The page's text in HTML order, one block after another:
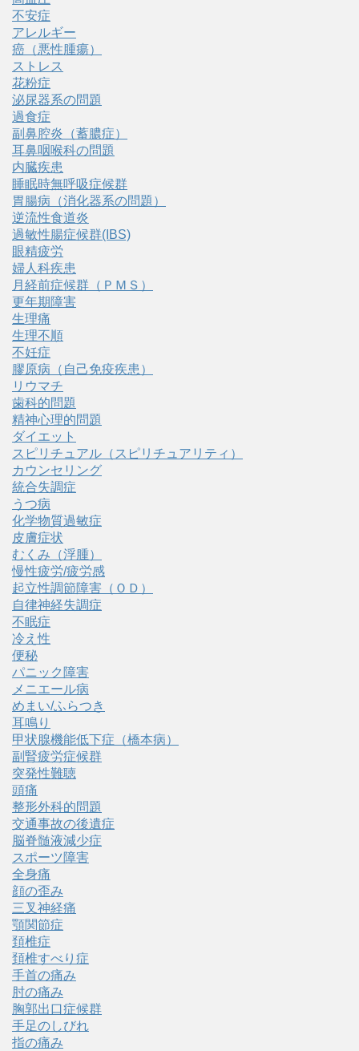
不安症
アレルギー
癌（悪性腫瘍）
ストレス
花粉症
泌尿器系の問題
過食症
副鼻腔炎（蓄膿症）
耳鼻咽喉科の問題
内臓疾患
睡眠時無呼吸症候群
胃腸病（消化器系の問題）
逆流性食道炎
過敏性腸症候群(IBS)
眼精疲労
婦人科疾患
月経前症候群（ＰＭＳ）
更年期障害
生理痛
生理不順
不妊症
膠原病（自己免疫疾患）
リウマチ
歯科的問題
精神心理的問題
ダイエット
スピリチュアル（スピリチュアリティ）
カウンセリング
統合失調症
うつ病
化学物質過敏症
皮膚症状
むくみ（浮腫）
慢性疲労/疲労感
起立性調節障害（ＯＤ）
自律神経失調症
不眠症
冷え性
便秘
パニック障害
メニエール病
めまい/ふらつき
耳鳴り
甲状腺機能低下症（橋本病）
副腎疲労症候群
突発性難聴
頭痛
整形外科的問題
交通事故の後遺症
脳脊髄液減少症
スポーツ障害
全身痛
顔の歪み
三叉神経痛
顎関節症
頚椎症
頚椎すべり症
手首の痛み
肘の痛み
胸郭出口症候群
手足のしびれ
指の痛み